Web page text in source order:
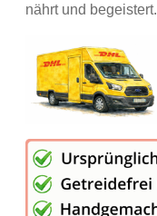
nährt und begeistert.